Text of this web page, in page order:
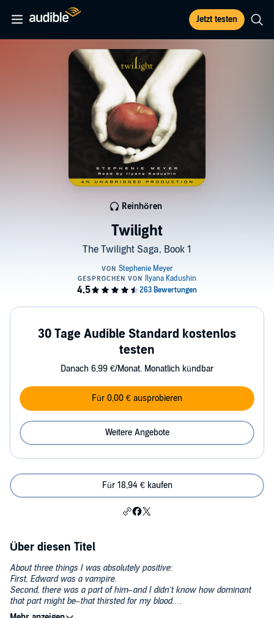
Jetzt testen
Twilight
The Twilight Saga, Book 1
Reinhören
30 Tage Audible Standard kostenlos
testen
Danach 6,99 €/Monat. Monatlich kündbar
Für 0,00 € ausprobieren
Weitere Angebote
Für 18,94 € kaufen
Über diesen Titel
About three things I was absolutely positive:
First, Edward was a vampire.
Second, there was a part of him–and I didn’t know how dominant
that part might be–that thirsted for my blood.
And third, I was unconditionally and irrevocably in love with him.